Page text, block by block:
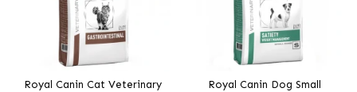
Royal Canin Cat Veterinary
Royal Canin Dog Small